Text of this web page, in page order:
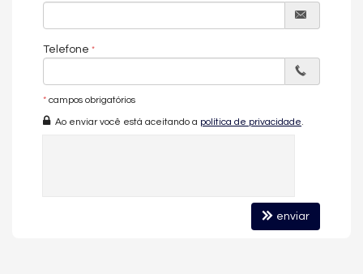
Telefone
* campos obrigatórios
Ao enviar você está aceitando a política de privacidade
enviar